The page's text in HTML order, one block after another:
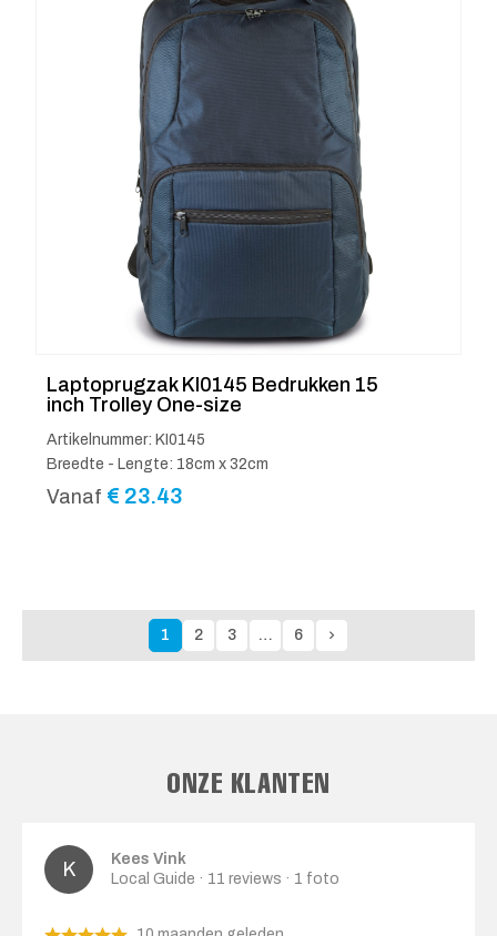
Laptoprugzak KI0145 Bedrukken 15
inch Trolley One-size
Artikelnummer: KI0145
Breedte - Lengte: 18cm x 32cm
Vanaf € 23.43
1 2 3 … 6
ONZE KLANTEN
Kees Vink
Local Guide · 11 reviews · 1 foto